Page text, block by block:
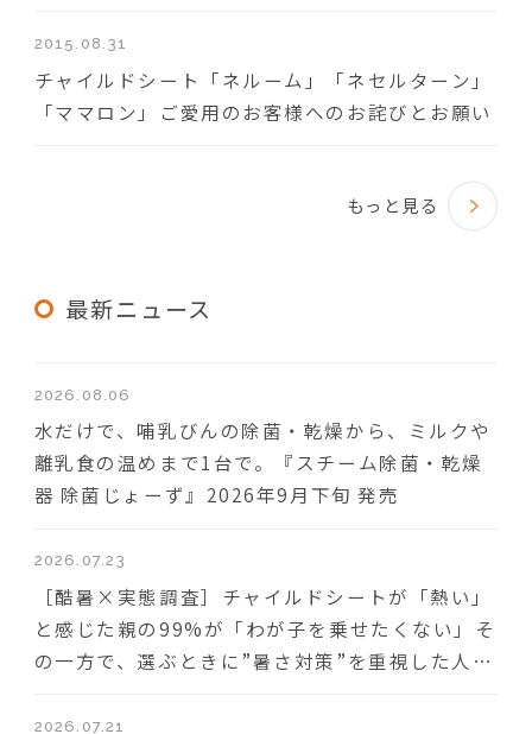
2015.08.31
チャイルドシート「ネルーム」「ネセルターン」
「ママロン」ご愛用のお客様へのお詫びとお願い
もっと見る
最新ニュース
2026.08.06
水だけで、哺乳びんの除菌・乾燥から、ミルクや
離乳食の温めまで1台で。『スチーム除菌・乾燥
器 除菌じょーず』2026年9月下旬 発売
2026.07.23
［酷暑×実態調査］チャイルドシートが「熱い」
と感じた親の99%が「わが子を乗せたくない」そ
の一方で、選ぶときに”暑さ対策”を重視した人は
2026.07.21